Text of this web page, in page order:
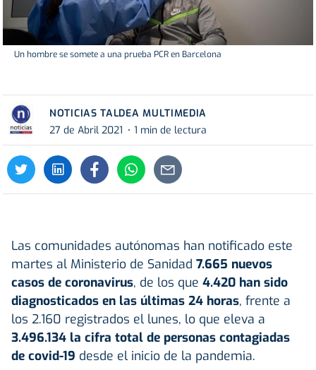
Un hombre se somete a una prueba PCR en Barcelona
NOTICIAS TALDEA MULTIMEDIA
27 de Abril 2021
1 min de lectura
Las comunidades autónomas han notificado este
martes al Ministerio de Sanidad 7.665 nuevos
casos de coronavirus, de los que 4.420 han sido
diagnosticados en las últimas 24 horas, frente a
los 2.160 registrados el lunes, lo que eleva a
3.496.134 la cifra total de personas contagiadas
de covid-19 desde el inicio de la pandemia.